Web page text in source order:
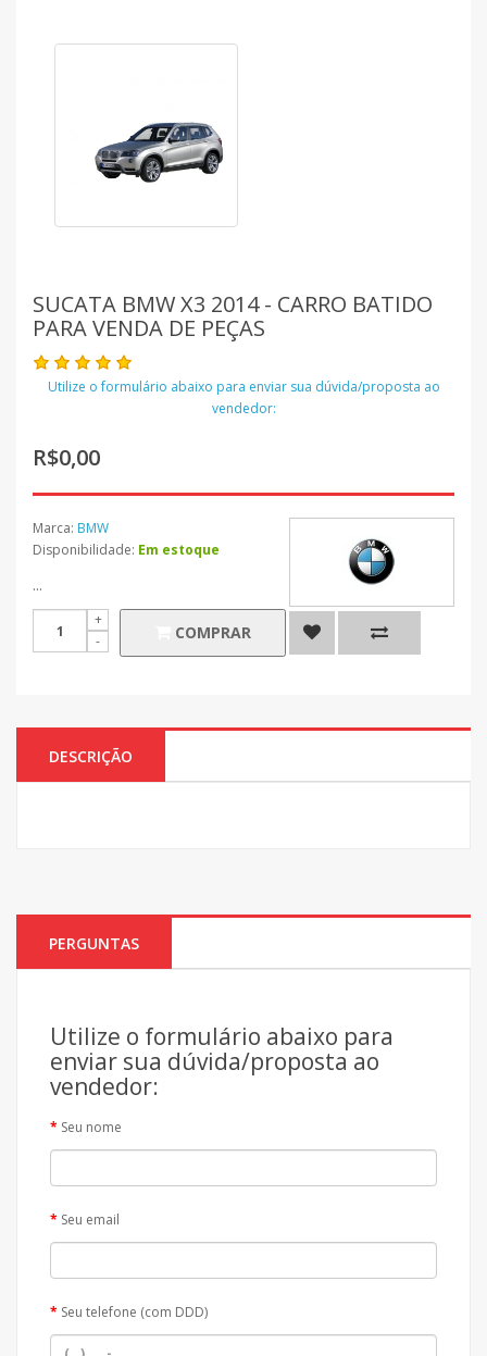
SUCATA BMW X3 2014 - CARRO BATIDO
PARA VENDA DE PEÇAS
Utilize o formulário abaixo para enviar sua dúvida/proposta ao
vendedor:
R$0,00
Marca: BMW
Disponibilidade: Em estoque
...
COMPRAR
DESCRIÇÃO
PERGUNTAS
Utilize o formulário abaixo para
enviar sua dúvida/proposta ao
vendedor:
Seu nome
Seu email
Seu telefone (com DDD)